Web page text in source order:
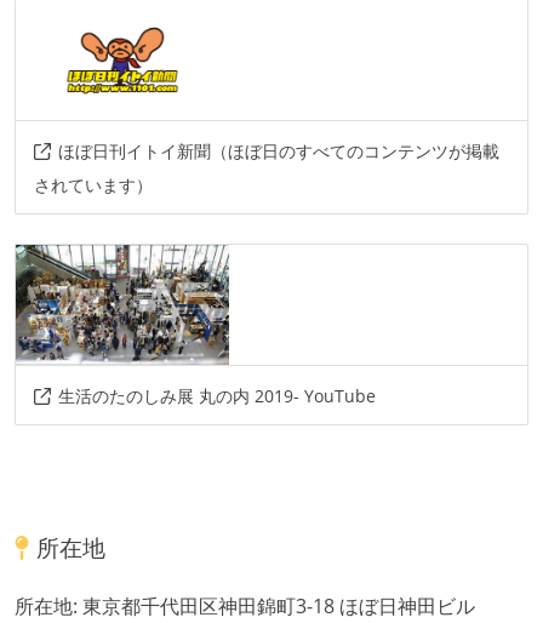
ほぼ日刊イトイ新聞（ほぼ日のすべてのコンテンツが掲載
されています）
生活のたのしみ展 丸の内 2019- YouTube
所在地
所在地: 東京都千代田区神田錦町3-18 ほぼ日神田ビル